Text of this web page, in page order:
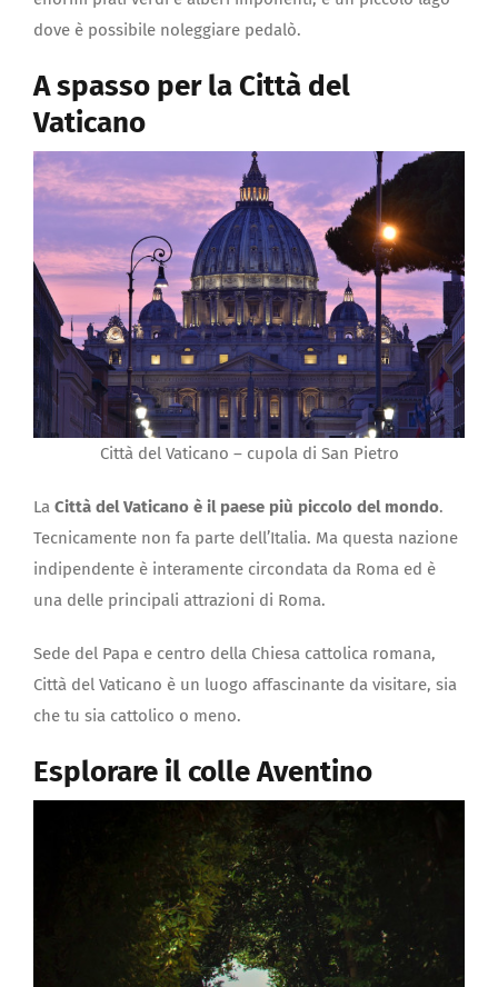
dove è possibile noleggiare pedalò.
A spasso per la Città del
Vaticano
Città del Vaticano – cupola di San Pietro
La Città del Vaticano è il paese più piccolo del mondo.
Tecnicamente non fa parte dell’Italia. Ma questa nazione
indipendente è interamente circondata da Roma ed è
una delle principali attrazioni di Roma.
Sede del Papa e centro della Chiesa cattolica romana,
Città del Vaticano è un luogo affascinante da visitare, sia
che tu sia cattolico o meno.
Esplorare il colle Aventino